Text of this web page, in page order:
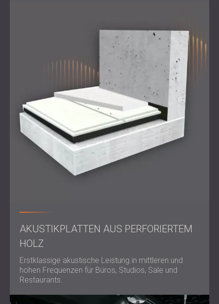
AKUSTIKPLATTEN AUS PERFORIERTEM
HOLZ
Erstklassige akustische Leistung in mittleren und
hohen Frequenzen für Büros, Studios, Säle und
Restaurants.